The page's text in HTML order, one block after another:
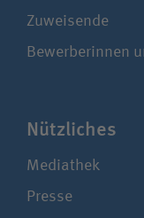
Zuweisende
Bewerberinnen
Nützliches
Mediathek
Presse